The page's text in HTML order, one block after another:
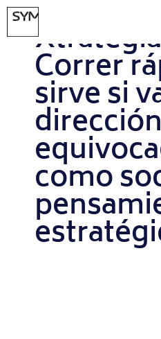
MAYO 22, 2026
Correr
sirve si
dirección
como